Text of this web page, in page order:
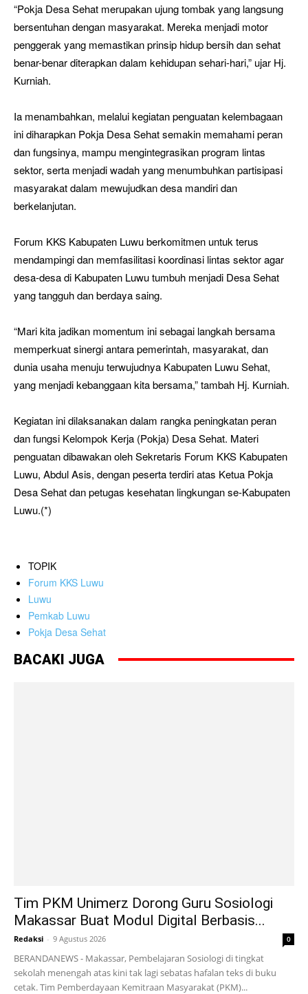
“Pokja Desa Sehat merupakan ujung tombak yang langsung
bersentuhan dengan masyarakat. Mereka menjadi motor
penggerak yang memastikan prinsip hidup bersih dan sehat
benar-benar diterapkan dalam kehidupan sehari-hari,” ujar Hj.
Kurniah.
Ia menambahkan, melalui kegiatan penguatan kelembagaan
ini diharapkan Pokja Desa Sehat semakin memahami peran
dan fungsinya, mampu mengintegrasikan program lintas
sektor, serta menjadi wadah yang menumbuhkan partisipasi
masyarakat dalam mewujudkan desa mandiri dan
berkelanjutan.
Forum KKS Kabupaten Luwu berkomitmen untuk terus
mendampingi dan memfasilitasi koordinasi lintas sektor agar
desa-desa di Kabupaten Luwu tumbuh menjadi Desa Sehat
yang tangguh dan berdaya saing.
“Mari kita jadikan momentum ini sebagai langkah bersama
memperkuat sinergi antara pemerintah, masyarakat, dan
dunia usaha menuju terwujudnya Kabupaten Luwu Sehat,
yang menjadi kebanggaan kita bersama,” tambah Hj. Kurniah.
Kegiatan ini dilaksanakan dalam rangka peningkatan peran
dan fungsi Kelompok Kerja (Pokja) Desa Sehat. Materi
penguatan dibawakan oleh Sekretaris Forum KKS Kabupaten
Luwu, Abdul Asis, dengan peserta terdiri atas Ketua Pokja
Desa Sehat dan petugas kesehatan lingkungan se-Kabupaten
Luwu.(*)
TOPIK
Forum KKS Luwu
Luwu
Pemkab Luwu
Pokja Desa Sehat
BACAKI JUGA
Tim PKM Unimerz Dorong Guru Sosiologi
Makassar Buat Modul Digital Berbasis...
Redaksi - 9 Agustus 2026 0
BERANDANEWS - Makassar, Pembelajaran Sosiologi di tingkat
sekolah menengah atas kini tak lagi sebatas hafalan teks di buku
cetak. Tim Pemberdayaan Kemitraan Masyarakat (PKM)...